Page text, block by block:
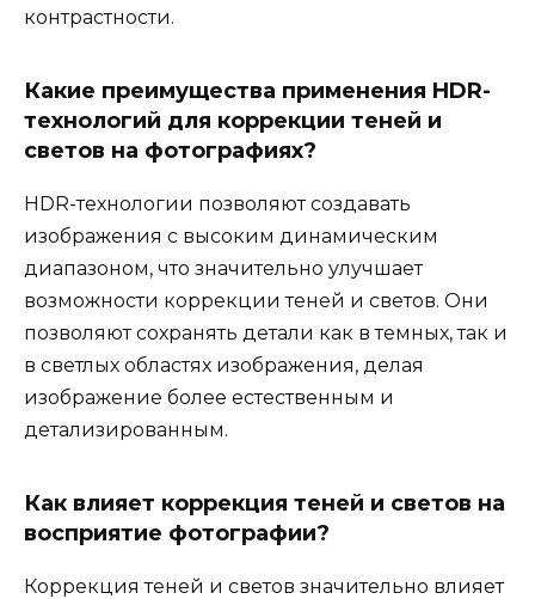
контрастности.
Какие преимущества применения HDR-
технологий для коррекции теней и
светов на фотографиях?
HDR-технологии позволяют создавать
изображения с высоким динамическим
диапазоном, что значительно улучшает
возможности коррекции теней и светов. Они
позволяют сохранять детали как в темных, так и
в светлых областях изображения, делая
изображение более естественным и
детализированным.
Как влияет коррекция теней и светов на
восприятие фотографии?
Коррекция теней и светов значительно влияет